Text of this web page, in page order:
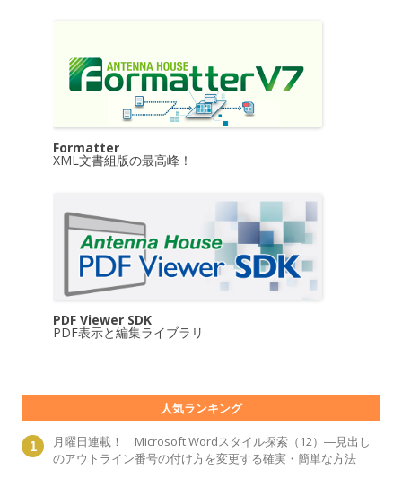
Formatter
XML文書組版の最高峰！
PDF Viewer SDK
PDF表示と編集ライブラリ
人気ランキング
月曜日連載！ Microsoft Wordスタイル探索（12）―見出し
のアウトライン番号の付け方を変更する確実・簡単な方法